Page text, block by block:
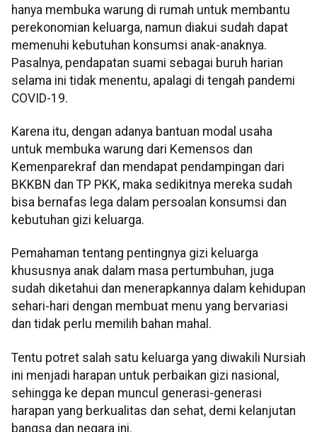
hanya membuka warung di rumah untuk membantu
perekonomian keluarga, namun diakui sudah dapat
memenuhi kebutuhan konsumsi anak-anaknya.
Pasalnya, pendapatan suami sebagai buruh harian
selama ini tidak menentu, apalagi di tengah pandemi
COVID-19.
Karena itu, dengan adanya bantuan modal usaha
untuk membuka warung dari Kemensos dan
Kemenparekraf dan mendapat pendampingan dari
BKKBN dan TP PKK, maka sedikitnya mereka sudah
bisa bernafas lega dalam persoalan konsumsi dan
kebutuhan gizi keluarga.
Pemahaman tentang pentingnya gizi keluarga
khususnya anak dalam masa pertumbuhan, juga
sudah diketahui dan menerapkannya dalam kehidupan
sehari-hari dengan membuat menu yang bervariasi
dan tidak perlu memilih bahan mahal.
Tentu potret salah satu keluarga yang diwakili Nursiah
ini menjadi harapan untuk perbaikan gizi nasional,
sehingga ke depan muncul generasi-generasi
harapan yang berkualitas dan sehat, demi kelanjutan
bangsa dan negara ini.